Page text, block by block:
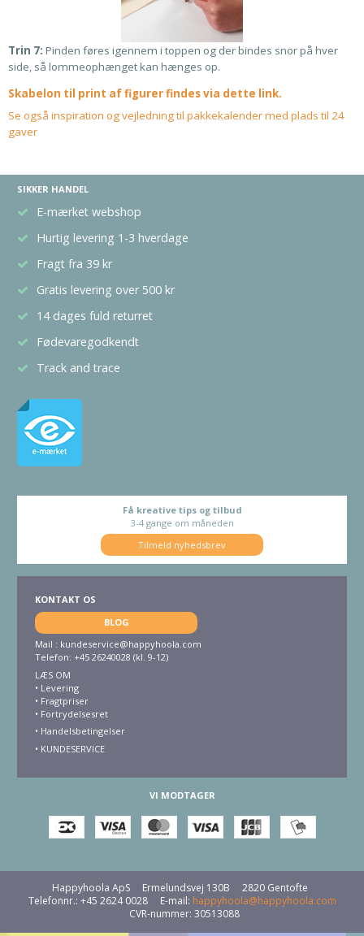
Trin 7: Pinden føres igennem i toppen og der bindes snor på hver
side, så lommeophænget kan hænges op.
Skabelon til print af figurer findes via dette link.
Se også inspiration og vejledning til pakkekalender med plads til 24
gaver
SIKKER HANDEL
E-mærket webshop
Hurtig levering 1-3 hverdage
Fragt fra 39 kr
Gratis levering over 500 kr
14 dages fuld returret
Fødevaregodkendt
Track and trace
Få kreative tips og tilbud
3-4 gange om måneden
Tilmeld nyhedsbrev
KONTAKT OS
BLOG
Mail : kundeservice@happyhoola.com
Telefon: +45 26240028 (kl. 9-12)
LÆS OM
• Levering
• Fragtpriser
• Fortrydelsesret
• Handelsbetingelser
• KUNDESERVICE
VI MODTAGER
Happyhoola ApS Ermelundsvej 130B
2820 Gentofte
Telefonnr.: +45 2624 0028 E-mail: happyhoola@happyhoola.com
CVR-nummer: 30513088